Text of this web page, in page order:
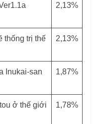
2,13%
thống trị thế
2,13%
Inukai-san
1,87%
ở thế giới
1,78%